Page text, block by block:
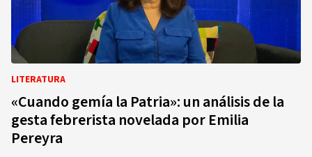
LITERATURA
«Cuando gemía la Patria»: un análisis de la
gesta febrerista novelada por Emilia
Pereyra